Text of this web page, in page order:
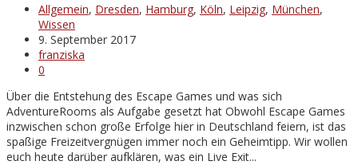
Allgemein, Dresden, Hamburg, Köln, Leipzig, München,
Wissen
9. September 2017
franziska
0
Über die Entstehung des Escape Games und was sich
AdventureRooms als Aufgabe gesetzt hat Obwohl Escape Games
inzwischen schon große Erfolge hier in Deutschland feiern, ist das
spaßige Freizeitvergnügen immer noch ein Geheimtipp. Wir wollen
euch heute darüber aufklären, was ein Live Exit...